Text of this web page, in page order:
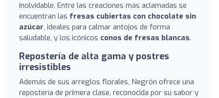
inolvidable. Entre las creaciones más aclamadas se
encuentran las fresas cubiertas con chocolate sin
azúcar, ideales para calmar antojos de forma
saludable, y los icónicos conos de fresas blancas.
Repostería de alta gama y postres
irresistibles
Además de sus arreglos florales, Negrón ofrece una
repostería de primera clase, reconocida por su sabor y